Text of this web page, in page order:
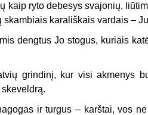
kaip ryto debesys svajonių,
skambiais karališ­kais vardais –
dengtus Jo stogus, kuriais
grindinį, kur visi akmenys
ir turgus – karštai, vos